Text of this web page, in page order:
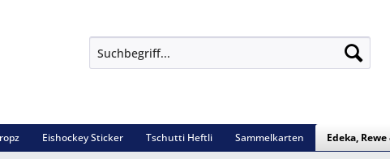
Eishockey Sticker Tschutti Heftli Sammelkarten Edeka, Rewe